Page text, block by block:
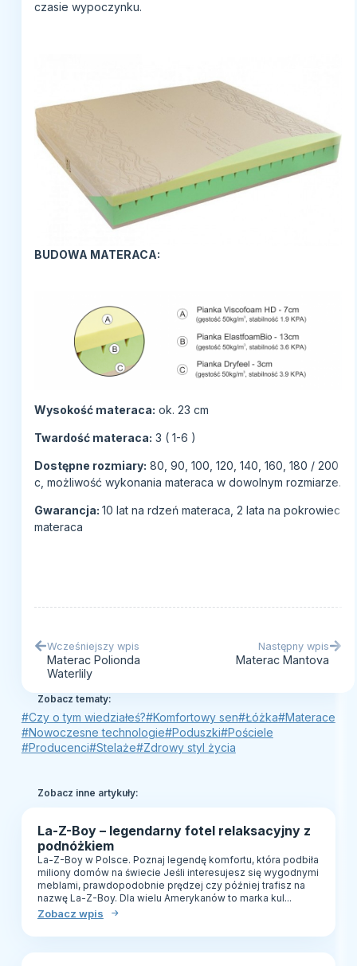
czasie wypoczynku.
BUDOWA MATERACA:
Wysokość materaca: ok. 23 cm
Twardość materaca: 3 ( 1-6 )
Dostępne rozmiary: 80, 90, 100, 120, 140, 160, 180 / 200
c, możliwość wykonania materaca w dowolnym rozmiarze.
Gwarancja: 10 lat na rdzeń materaca, 2 lata na pokrowiec
materaca
Wcześniejszy wpis
Materac Polionda
Waterlily
Następny wpis
Materac Mantova
Zobacz tematy:
#Czy o tym wiedziałeś?#Komfortowy sen#Łóżka#Materace
#Nowoczesne technologie#Poduszki#Pościele
#Producenci#Stelaże#Zdrowy styl życia
Zobacz inne artykuły:
La-Z-Boy – legendarny fotel relaksacyjny z
podnóżkiem
La-Z-Boy w Polsce. Poznaj legendę komfortu, która podbiła
miliony domów na świecie Jeśli interesujesz się wygodnymi
meblami, prawdopodobnie prędzej czy później trafisz na
nazwę La-Z-Boy. Dla wielu Amerykanów to marka kul...
Zobacz wpis